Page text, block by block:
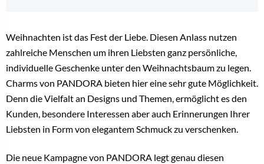
Weihnachten ist das Fest der Liebe. Diesen Anlass nutzen
zahlreiche Menschen um ihren Liebsten ganz persönliche,
individuelle Geschenke unter den Weihnachtsbaum zu legen.
Charms von PANDORA bieten hier eine sehr gute Möglichkeit.
Denn die Vielfalt an Designs und Themen, ermöglicht es den
Kunden, besondere Interessen aber auch Erinnerungen Ihrer
Liebsten in Form von elegantem Schmuck zu verschenken.
Die neue Kampagne von PANDORA legt genau diesen